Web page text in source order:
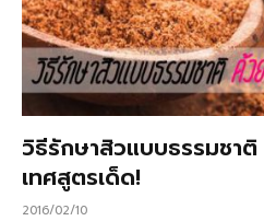
วิธีรักษาสิวแบบธรรมชา
เทศสูตรเด็ด!
2016/02/10